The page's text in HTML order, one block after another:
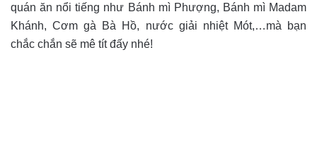
quán ăn nổi tiếng như Bánh mì Phượng, Bánh mì Madam
Khánh, Cơm gà Bà Hồ, nước giải nhiệt Mót,…mà bạn
chắc chắn sẽ mê tít đấy nhé!